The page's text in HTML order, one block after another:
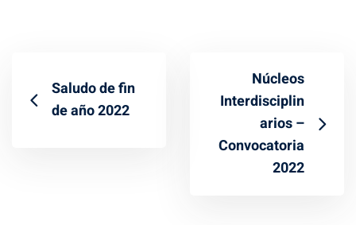
Saludo de fin
de año 2022
Núcleos
Interdisciplin
arios –
Convocatoria
2022